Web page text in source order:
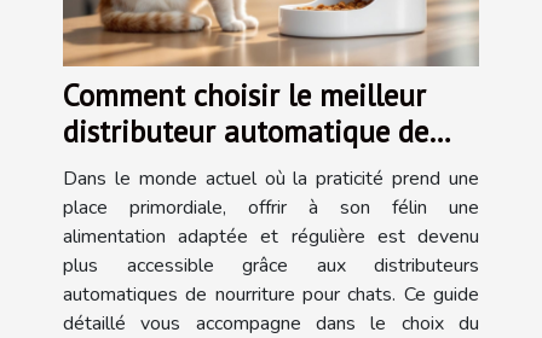
Comment choisir le meilleur
distributeur automatique de
nourriture pour chats ?
Dans le monde actuel où la praticité prend une
place primordiale, offrir à son félin une
alimentation adaptée et régulière est devenu
plus accessible grâce aux distributeurs
automatiques de nourriture pour chats. Ce guide
détaillé vous accompagne dans le choix du